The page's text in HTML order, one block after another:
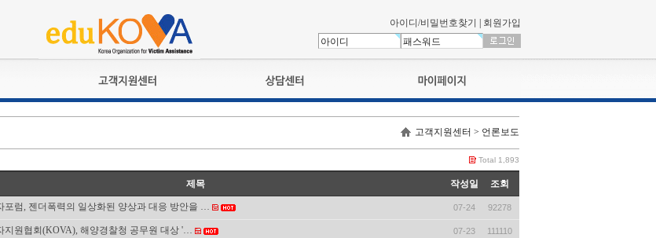
아이디/비밀번호찾기 회원가입
공지사항
규정ㆍ양식
상담접수
나의신청내역
교육영상강의실
회원정보
나의 신청비
나의활동내역
나의 연회비
고객지원센터 > 언론보도
Total 1,893
제목 작성일 조회
포럼, 젠더폭력의 일상화된 양상과 대응 방안을 … 07-24 92278
지원협회(KOVA), 해양경찰청 공무원 대상 '… 07-23 111110